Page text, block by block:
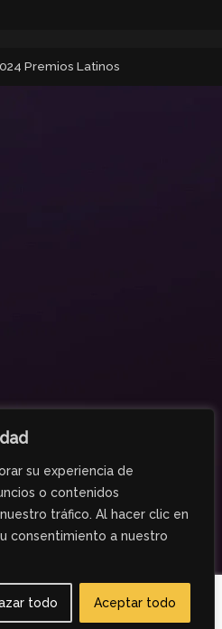
su experiencia de
o contenidos
tráfico. Al hacer clic en
consentimiento a nuestro
todo Aceptar todo
Premios Latinos